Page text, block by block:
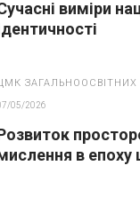
виміри
05/2026
в епоху